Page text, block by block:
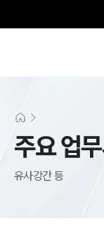
주요 업
유사강간 등